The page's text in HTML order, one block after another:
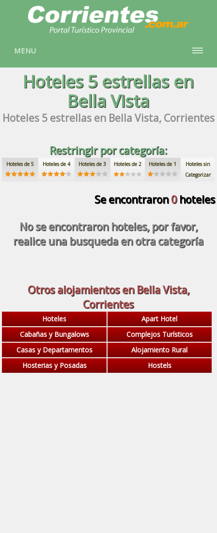
MENU
Hoteles 5 estrellasen
Bella Vista
Hoteles 5 estrellasen Bella Vista, Corrientes
Restringir por categoría:
Hoteles de 5 Hoteles de 4 Hoteles de 3 Hoteles de 2 Hoteles de 1
Hoteles sin
Categorizar
Se encontraron0hoteles
No se encontraron hoteles, por favor,
realice una busqueda en otra categoría
Otros alojamientos en Bella Vista,
Corrientes
Hoteles
Apart Hotel
Cabañas y Bungalows
Complejos Turísticos
Casas y Departamentos
Alojamiento Rural
Hosterias y Posadas
Hostels